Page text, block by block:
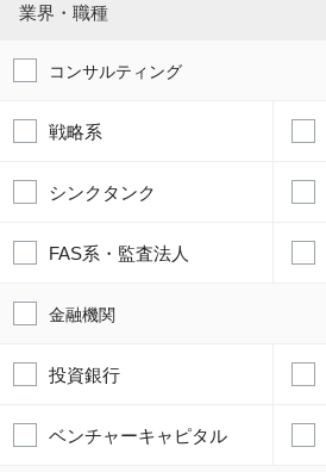
業界・職種
コンサルティング
戦略系
シンクタンク
FAS系・監査法人
金融機関
投資銀行
ベンチャーキャピタル